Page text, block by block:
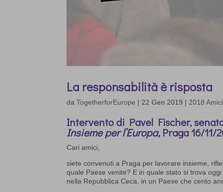
La responsabilità è risposta
daTogetherforEurope | 22 Gen 2019 | 2018
Intervento di Pavel Fischer,
Insieme per l’Europa,Praga 16/11/
Cari amici,
siete convenuti a Praga per lavorare insieme,
quale Paese venite? E in quale stato si trova
nella Repubblica Ceca, in un Paese che cento